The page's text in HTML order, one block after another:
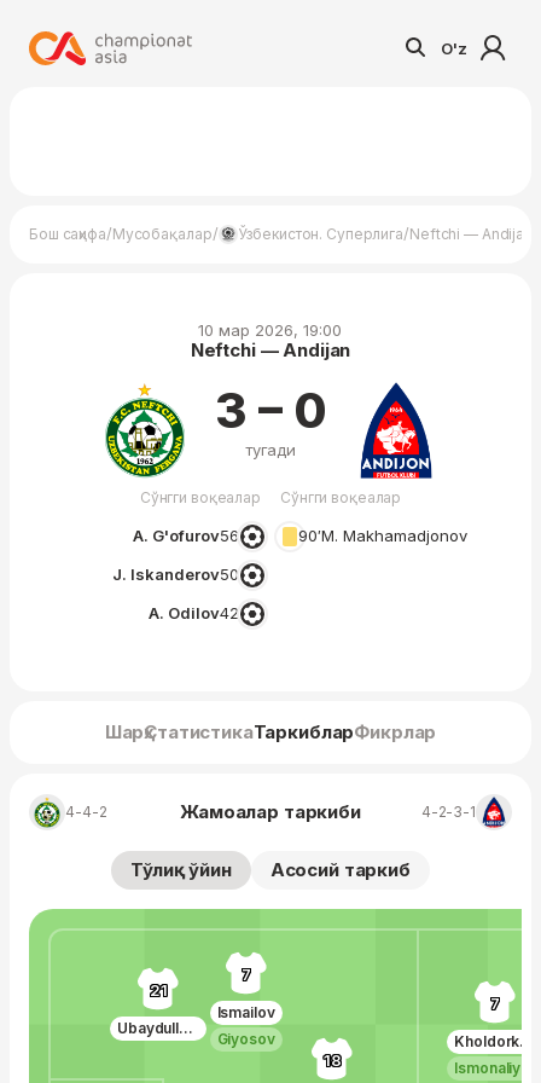
O'z
Бош саҳифа/Мусобақалар/ Ўзбекистон. Суперлига/Neftchi — Andijan
10 мар 2026, 19:00
Neftchi — Andijan
Сўнгги воқеалар
A. G'ofurov56′
J. Iskanderov50′
A. Odilov42′
3 – 0
тугади
Сўнгги воқеалар
90′M. Makhamadjonov
ШарҳСтатистикаТаркибларФикрлар
4-4-2 Жамоалар таркиби 4-2-3-1
Тўлиқ ўйин Асосий таркиб
21
Ubaydullaev
7
Ismailov
Giyosov
18
7
Kholdorkhonov